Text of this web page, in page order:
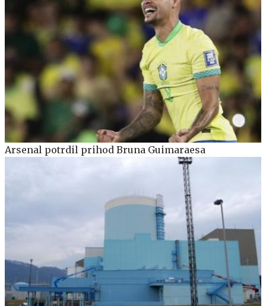
Arsenal potrdil prihod Bruna Guimaraesa